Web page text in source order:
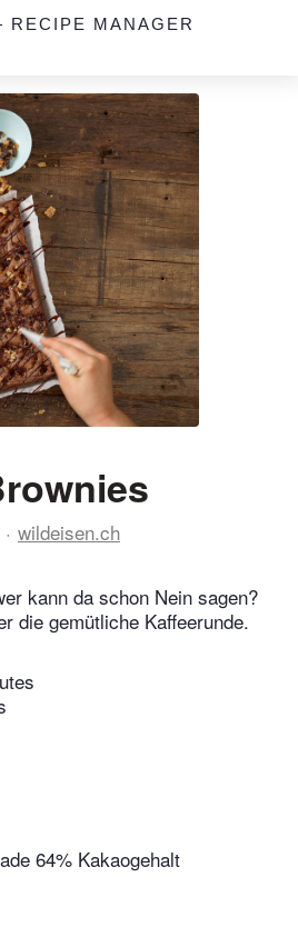
MANAGER
wildeisen.ch
kann da schon Nein sagen?
die gemütliche Kaffeerunde.
64% Kakaogehalt